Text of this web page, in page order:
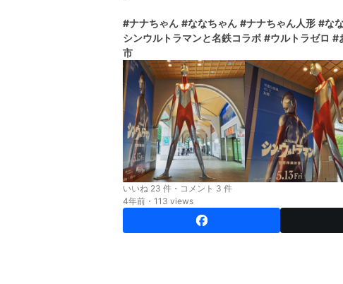
#ナナちゃん #ななちゃん #ナナちゃん人形 #な
シンウルトラマンと名鉄コラボ #ウルトラゼロ #
市
いいね 23 件・コメント 3 件
4年前・113 views